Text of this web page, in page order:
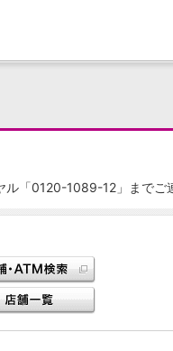
「0120-1089-12」までご